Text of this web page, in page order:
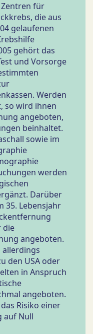
für
die aus
gelaufenen
gehört das
und Vorsorge
Werden
so wird ihnen
angeboten,
beinhaltet.
sowie im
werden
Darüber
35. Lebensjahr
die
angeboten.
allerdings
den USA oder
in Anspruch
angeboten.
Risiko einer
auf Null